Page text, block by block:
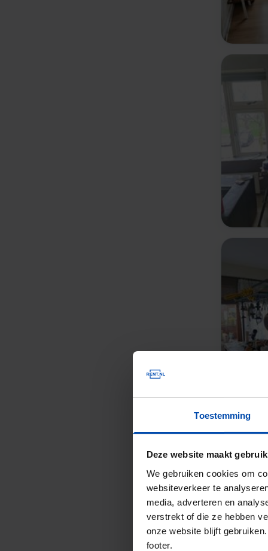
Toestemming
Deze website maakt
We gebruiken cookies om
websiteverkeer te
media, adverteren en
verstrekt of die ze hebben
onze website blijft
footer.